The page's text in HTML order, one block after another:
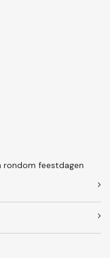
rondom feestdagen